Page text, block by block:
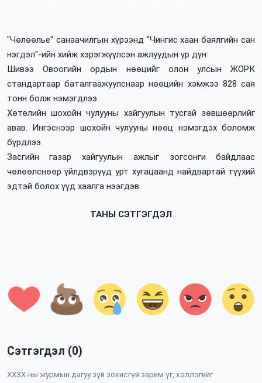
"Чөлөөлье" санаачилгын хүрээнд "Чингис хаан баялгийн сан
нэгдэл"-ийн хийж хэрэгжүүлсэн ажлуудын үр дүн:
Шивээ Овоогийн ордын нөөцийг олон улсын ЖОРК
стандартаар баталгаажуулснаар нөөцийн хэмжээ 828 сая
тонн болж нэмэгдлээ.
Хөтөлийн шохойн чулууны хайгуулын тусгай зөвшөөрлийг
авав. Ингэснээр шохойн чулууны нөөц нэмэгдэх боломж
бүрдлээ.
Засгийн газар хайгуулын ажлыг зогсонги байдлаас
чөлөөлснөөр үйлдвэрүүд урт хугацаанд найдвартай түүхий
эдтэй болох үүд хаалга нээгдэв.
ТАНЫ СЭТГЭГДЭЛ
Сэтгэгдэл (0)
ХХЗХ-ны журмын дагуу зүй зохисгүй зарим үг, хэллэгийг